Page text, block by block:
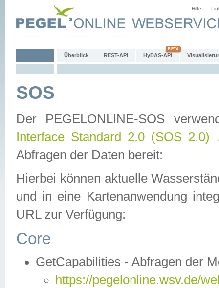
Hilfe
Überblick REST-API HyDAS-API
SOS
Der PEGELONLINE-SOS
Interface Standard 2.0 (SOS 2.0)
Abfragen der Daten bereit:
Hierbei können aktuelle
und in eine Kartenanwendung
URL zur Verfügung:
Core
GetCapabilities - Abfragen der
https://pegelonline.wsv.de/